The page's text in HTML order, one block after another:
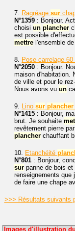
7. Ragréage sur
N°1359 : Bonjour.
choisi un plancher
est possible
mettre l'ensemble
8. Pose carrelage 60
N°2050 : Bonjour.
maison d'habitation.
de ville et pour le
Nous avons vu un
9. Lino sur plancher
N°1415 : Bonjour,
brut. Je souhaite
revêtement pierre
plancher chauffant
10. Etanchéité
N°801 : Bonjour,
sur panne de bois et
renseignements que
de faire une chape
>>> Résultats suivants
Images d'illustration